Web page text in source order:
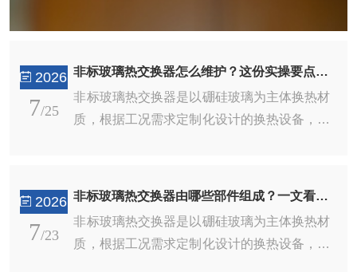
2026
7/25
非标玻璃热交换器怎么维护？这份实操要点，帮你省成本！
非标玻璃热交换器是以硼硅玻璃为主体换热材
质，根据工况需求定制化设计的换热设备，区
于高纯物料、精细化工、医药合成等对洁净度
要求严苛的工艺场景。相较于不锈钢、石墨换
2026
7/23
非标玻璃热交换器由哪些部件组成？一文看清关键构造
非标玻璃热交换器是以硼硅玻璃为主体换热材
质，根据工况需求定制化设计的换热设备，区